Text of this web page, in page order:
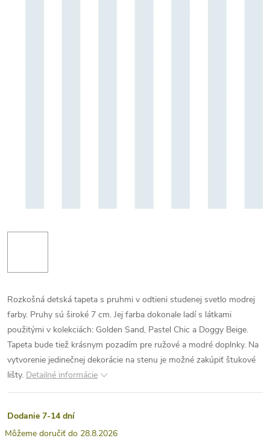
Rozkošná detská tapeta s pruhmi v odtieni studenej svetlo modrej
farby. Pruhy sú široké 7 cm. Jej farba dokonale ladí s látkami
použitými v kolekciách: Golden Sand, Pastel Chic a Doggy Beige.
Tapeta bude tiež krásnym pozadím pre ružové a modré doplnky. Na
vytvorenie jedinečnej dekorácie na stenu je možné zakúpiť štukové
lišty. Detailné informácie
Dodanie 7-14 dní
28.8.2026